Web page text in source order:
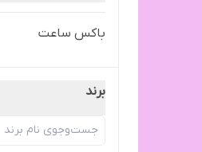
باکس ساعت
برند